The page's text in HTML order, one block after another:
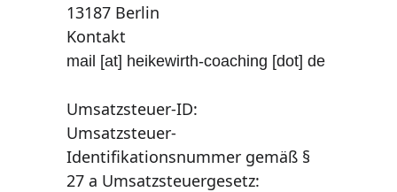
13187 Berlin
Kontakt
mail [at] heikewirth-coaching [dot] de
Umsatzsteuer-ID:
Umsatzsteuer-
Identifikationsnummer gemäß §
27 a Umsatzsteuergesetz: